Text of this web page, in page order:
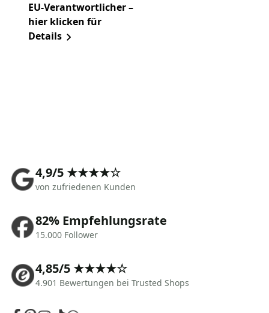
EU-Verantwortlicher –
hier klicken für
Details
4,9/5 ★★★★☆
von zufriedenen Kunden
82% Empfehlungsrate
15.000 Follower
4,85/5 ★★★★☆
4.901 Bewertungen bei Trusted Shops